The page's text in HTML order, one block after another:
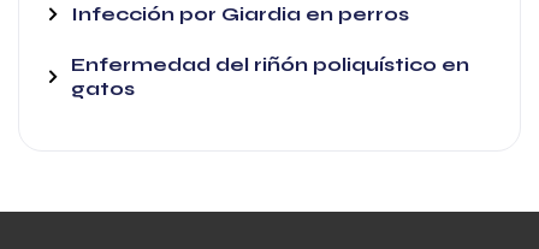
Infección por Giardia en perros
Enfermedad del riñón poliquístico en
gatos